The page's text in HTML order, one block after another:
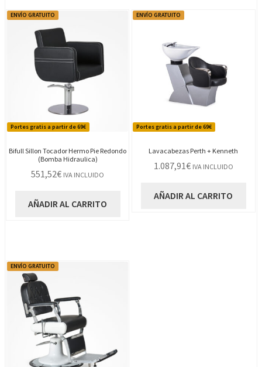
Portes gratis a partir de 69€
ENVÍO GRATUITO
Bifull Sillon Tocador Hermo Pie Redondo
(Bomba Hidraulica)
551,52€ IVA INCLUIDO
AÑADIR AL CARRITO
Portes gratis a partir de 69€
ENVÍO GRATUITO
Lavacabezas Perth + Kenneth
1.087,91€ IVA INCLUIDO
AÑADIR AL CARRITO
ENVÍO GRATUITO